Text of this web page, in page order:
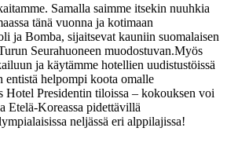
Samalla saimme itsekin nuuhkia
tänä vuonna ja kotimaan
Bomba, sijaitsevat kauniin suomalaisen
Seurahuoneen muodostuvan.Myös
ja käytämme hotellien uudistustöissä
entistä helpompi koota omalle
Hotel Presidentin tiloissa – kokouksen voi
Etelä-Koreassa pidettävillä
neljässä eri alppilajissa!